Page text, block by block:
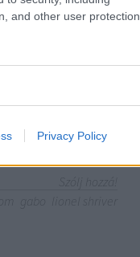
and other user protection.
Privacy Policy
érezzük